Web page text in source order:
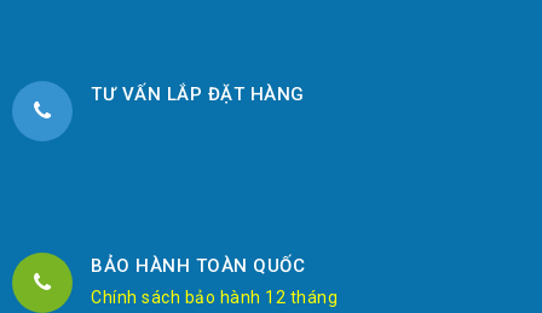
TƯ VẤN LẮP ĐẶT HÀNG
BẢO HÀNH TOÀN QUỐC
Chính sách bảo hành 12 tháng